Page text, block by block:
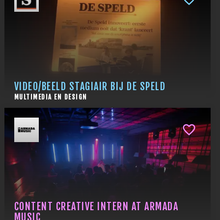
VIDEO/BEELD STAGIAIR BIJ DE SPELD
MULTIMEDIA EN DESIGN
CONTENT CREATIVE INTERN AT ARMADA
MUSIC